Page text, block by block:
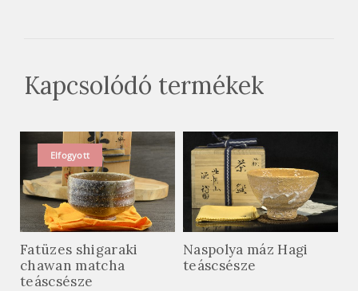
Kapcsolódó termékek
Elfogyott
Fatüzes shigaraki
chawan matcha
teáscsésze
Naspolya máz Hagi
teáscsésze